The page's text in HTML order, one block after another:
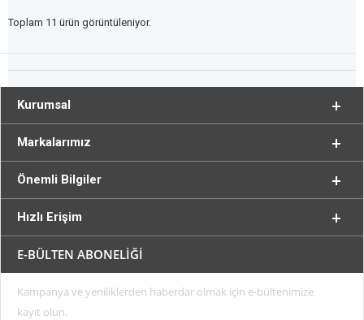
Toplam 11 ürün görüntüleniyor.
Kurumsal
Markalarımız
Önemli Bilgiler
Hızlı Erişim
E-BÜLTEN ABONELİĞİ
Kampanya ve yeniliklerden haberdar olmak için e-bültenimize
kayıt olun.